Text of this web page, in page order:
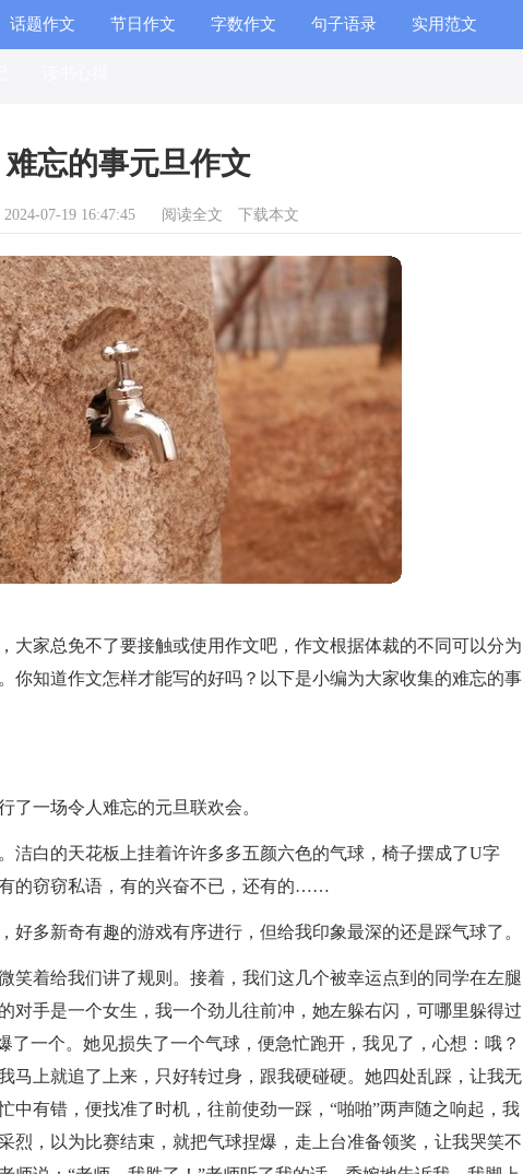
话题作文 节日作文 字数作文 句子语录 实用范文
难忘的事元旦作文
07-19 16:47:45 阅读全文 下载本文
大家总免不了要接触或使用作文吧，作文根据体裁的不同可以分为
你知道作文怎样才能写的好吗？以下是小编为大家收集的难忘的事
了一场令人难忘的元旦联欢会。
洁白的天花板上挂着许许多多五颜六色的气球，椅子摆成了U字
的窃窃私语，有的兴奋不已，还有的……
好多新奇有趣的游戏有序进行，但给我印象最深的还是踩气球了。
笑着给我们讲了规则。接着，我们这几个被幸运点到的同学在左腿
对手是一个女生，我一个劲儿往前冲，她左躲右闪，可哪里躲得过
了一个。她见损失了一个气球，便急忙跑开，我见了，心想：哦？
马上就追了上来，只好转过身，跟我硬碰硬。她四处乱踩，让我无
中有错，便找准了时机，往前使劲一踩，“啪啪”两声随之响起，我
烈，以为比赛结束，就把气球捏爆，走上台准备领奖，让我哭笑不